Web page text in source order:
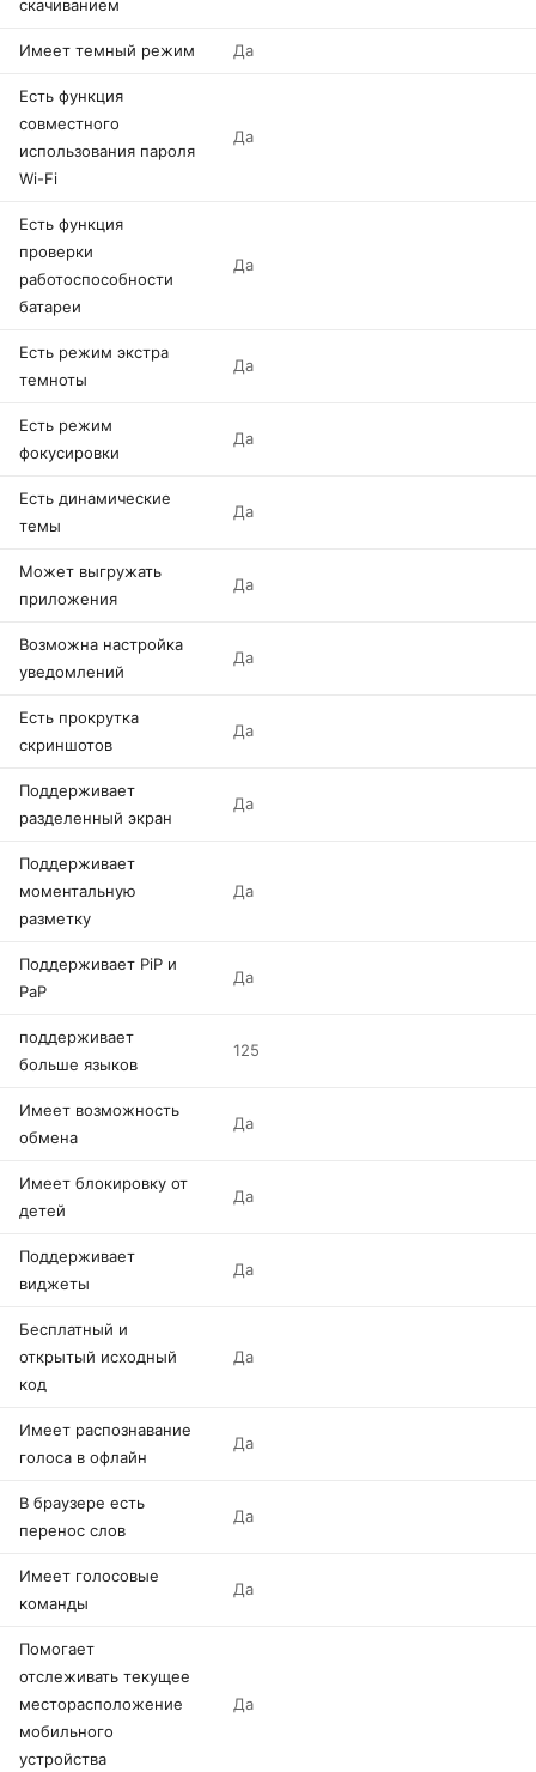
скачиванием
Имеет темный режим Да
Есть функция
совместного
использования пароля
Wi-Fi
Да
Есть функция
проверки
работоспособности
батареи
Да
Есть режим экстра
темноты
Да
Есть режим
фокусировки
Да
Есть динамические
темы
Да
Может выгружать
приложения
Да
Возможна настройка
уведомлений
Да
Есть прокрутка
скриншотов
Да
Поддерживает
разделенный экран
Да
Поддерживает
моментальную
разметку
Да
Поддерживает PiP и
PaP
Да
поддерживает
больше языков
125
Имеет возможность
обмена
Да
Имеет блокировку от
детей
Да
Поддерживает
виджеты
Да
Бесплатный и
открытый исходный
код
Да
Имеет распознавание
голоса в офлайн
Да
В браузере есть
перенос слов
Да
Имеет голосовые
команды
Да
Помогает
отслеживать текущее
месторасположение
мобильного
устройства
Да